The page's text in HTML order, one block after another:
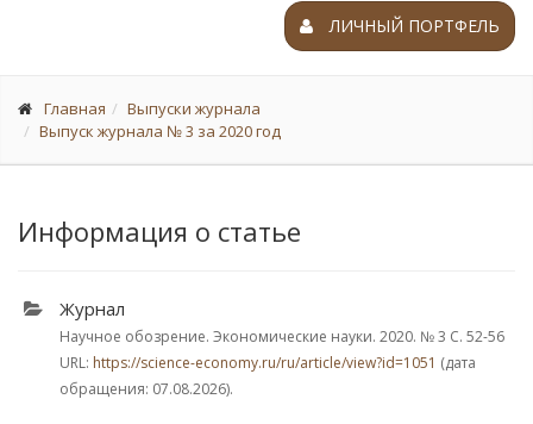
ЛИЧНЫЙ ПОРТФЕЛЬ
Главная
Выпуски журнала
Выпуск журнала № 3 за 2020 год
Информация о статье
Журнал
Научное обозрение. Экономические науки. 2020. № 3 С. 52-56
URL: https://science-economy.ru/ru/article/view?id=1051 (дата
обращения: 07.08.2026).